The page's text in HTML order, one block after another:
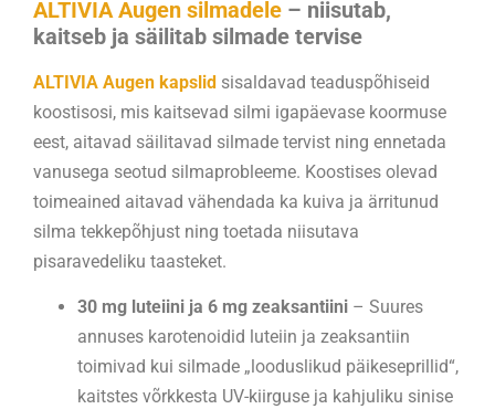
ALTIVIA Augen silmadele – niisutab,
kaitseb ja säilitab silmade tervise
ALTIVIA Augen kapslid sisaldavad teaduspõhiseid
koostisosi, mis kaitsevad silmi igapäevase koormuse
eest, aitavad säilitavad silmade tervist ning ennetada
vanusega seotud silmaprobleeme. Koostises olevad
toimeained aitavad vähendada ka kuiva ja ärritunud
silma tekkepõhjust ning toetada niisutava
pisaravedeliku taasteket.
30 mg luteiini ja 6 mg zeaksantiini – Suures
annuses karotenoidid luteiin ja zeaksantiin
toimivad kui silmade „looduslikud päikeseprillid“,
kaitstes võrkkesta UV-kiirguse ja kahjuliku sinise
Liitu meie uudiskirjaga ja jäta oma
meiliaadress.
E-mail
Nõustunprivaatsustingimustega